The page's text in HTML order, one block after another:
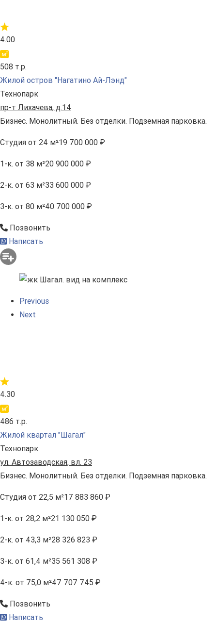
4.00
508 т.р.
Жилой остров "Нагатино Ай-Лэнд"
Технопарк
пр-т Лихачева, д.14
Бизнес. Монолитный. Без отделки. Подземная парковка.
Студия от 24 м²19 700 000 ₽
1-к. от 38 м²20 900 000 ₽
2-к. от 63 м²33 600 000 ₽
3-к. от 80 м²40 700 000 ₽
Позвонить
Написать
Previous
Next
4.30
486 т.р.
Жилой квартал "Шагал"
Технопарк
ул. Автозаводская, вл. 23
Бизнес. Монолитный. Без отделки. Подземная парковка.
Студия от 22,5 м²17 883 860 ₽
1-к. от 28,2 м²21 130 050 ₽
2-к. от 43,3 м²28 326 823 ₽
3-к. от 61,4 м²35 561 308 ₽
4-к. от 75,0 м²47 707 745 ₽
Позвонить
Написать